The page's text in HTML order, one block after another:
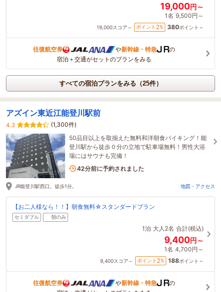
19,000円～
1名 9,500円～
19,000スコア～ ポイント 2% 380ポイント～
往復航空券 や新幹線・特急
の
宿泊＋交通がセットのプランをみる
すべての宿泊プランをみる（25件）
アズイン東近江能登川駅前
4.3
(1,300件)
50品目以上を取揃えた無料和洋朝食バイキング！能
登川駅から徒歩０分の立地で駐車場無料！男性大浴
場にはサウナも完備！
2名がこの宿を見ています
JR能登川駅西口。徒歩1分。 地図・アクセス
【お二人様なら！！】朝食無料☆スタンダードプラン
セミダブル 朝のみ
1泊 大人2名 合計(税込)
9,400円～
1名 4,700円～
9,400スコア～ ポイント 2% 188ポイント～
往復航空券 や新幹線・特急
の